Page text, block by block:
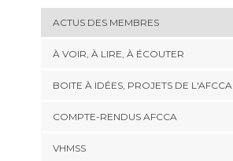
ACTUS DES MEMBRES
À VOIR, À LIRE, À ÉCOUTER
BOITE À IDÉES, PROJETS DE L'AFCCA
COMPTE-RENDUS AFCCA
VHMSS